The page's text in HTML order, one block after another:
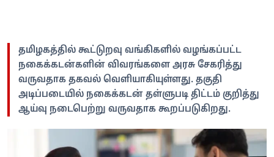
தமிழகத்தில் கூட்டுறவு வங்கிகளில் வழங்கப்பட்ட
நகைக்கடன்களின் விவரங்களை அரசு சேகரித்து
வருவதாக தகவல் வெளியாகியுள்ளது. தகுதி
அடிப்படையில் நகைக்கடன் தள்ளுபடி திட்டம் குறித்து
ஆய்வு நடைபெற்று வருவதாக கூறப்படுகிறது.